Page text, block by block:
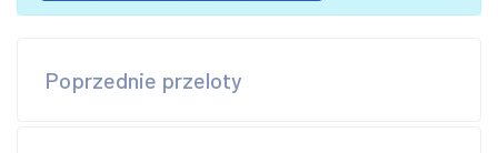
Poprzednie przeloty